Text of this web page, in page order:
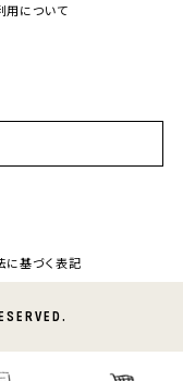
用について
に基づく表記